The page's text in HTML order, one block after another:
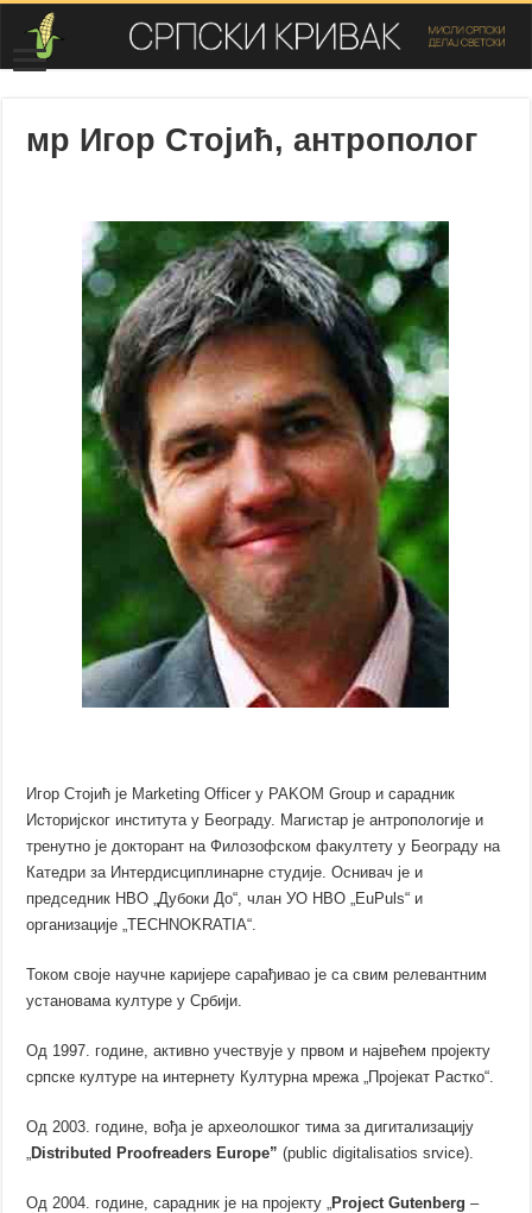
мр Игор Стојић, антрополог
Игор Стојић је Marketing Officer у PAKOM Group и сарадник
Историјског института у Београду. Магистар је антропологије и
тренутно је докторант на Филозофском факултету у Београду на
Катедри за Интердисциплинарне студије. Оснивач је и
председник НВО „Дубоки До“, члан УО НВО „EuPuls“ и
организације „TECHNOKRATIA“.
Током своје научне каријере сарађивао је са свим релевантним
установама културе у Србији.
Од 1997. године, активно учествује у првом и највећем пројекту
српске културе на интернету Културна мрежа „Пројекат Растко“.
Од 2003. године, вођа је археолошког тима за дигитализацију
„Distributed Proofreaders Europe” (public digitalisatios srvice).
Од 2004. године, сарадник је на пројекту „Project Gutenberg –